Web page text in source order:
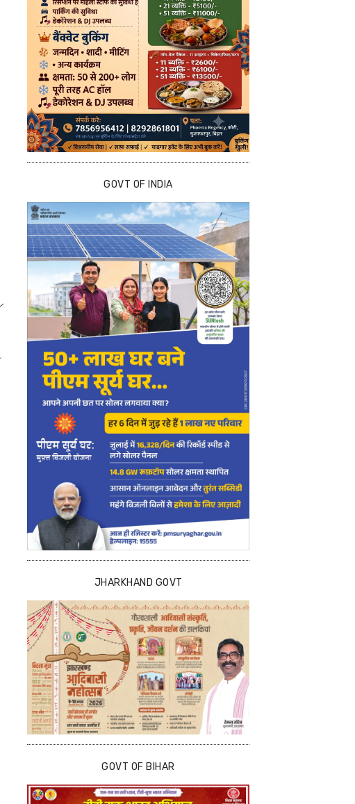
GOVT OF INDIA
JHARKHAND GOVT
GOVT OF BIHAR